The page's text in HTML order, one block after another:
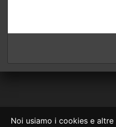
Noi usiamo i cookies e